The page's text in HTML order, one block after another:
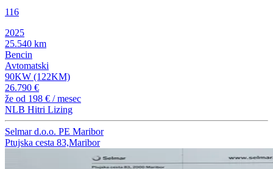
116
2025
25.540 km
Bencin
Avtomatski
90KW (122KM)
26.790 €
že od 198 € / mesec
NLB Hitri Lizing
Selmar d.o.o. PE Maribor
Ptujska cesta 83,Maribor